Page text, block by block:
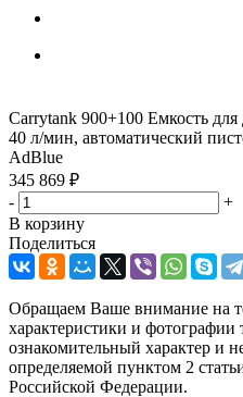
Carrytank 900+100 Емкость
40 л/мин, автоматический
AdBlue
345 869 ₽
-
+
В корзину
Поделиться
Обращаем Ваше внимание на
характеристики и фотографии
ознакомительный характер и
определяемой пунктом 2
Российской Федерации.